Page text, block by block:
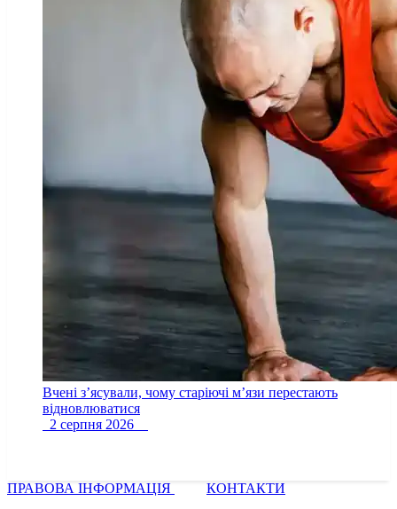
Вчені з’ясували, чому старіючі м’язи перестають
відновлюватися
2 серпня 2026
ПРАВОВА ІНФОРМАЦІЯ
КОНТАКТИ